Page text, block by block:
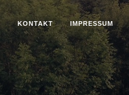
KONTAKT IMPRESSUM